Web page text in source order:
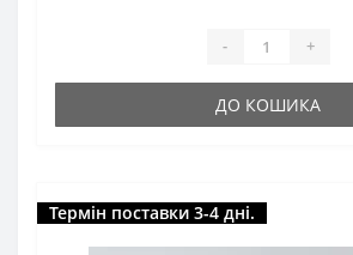
- +
ДО КОШИКА
Термін поставки 3-4 дні.